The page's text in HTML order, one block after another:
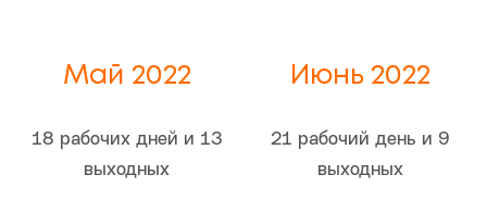
Май 2022
18 рабочих дней и 13
выходных
Июнь 2022
21 рабочий день и 9
выходных